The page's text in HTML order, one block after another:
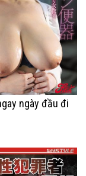
ngày đầu đi